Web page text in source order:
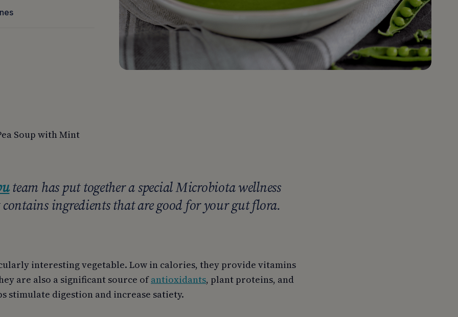
Soup with Mint
team has put together a special Microbiota wellness
contains ingredients that are good for your gut flora.
interesting vegetable. Low in calories, they provide vitamins
are also a significant source ofantioxidants, plant proteins, and
stimulate digestion and increase satiety.